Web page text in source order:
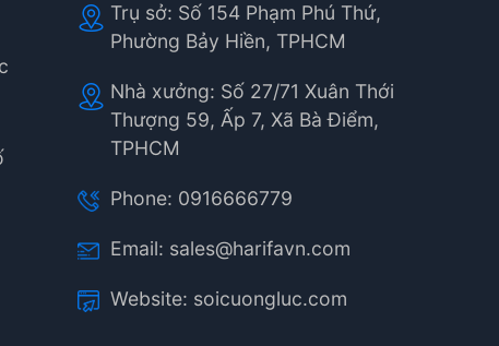
Trụ sở: Số 154 Phạm Phú Thứ,
Phường Bảy Hiền, TPHCM
Nhà xưởng: Số 27/71 Xuân Thới
Thượng 59, Ấp 7, Xã Bà Điểm,
TPHCM
Phone: 0916666779
Email: sales@harifavn.com
Website: soicuongluc.com